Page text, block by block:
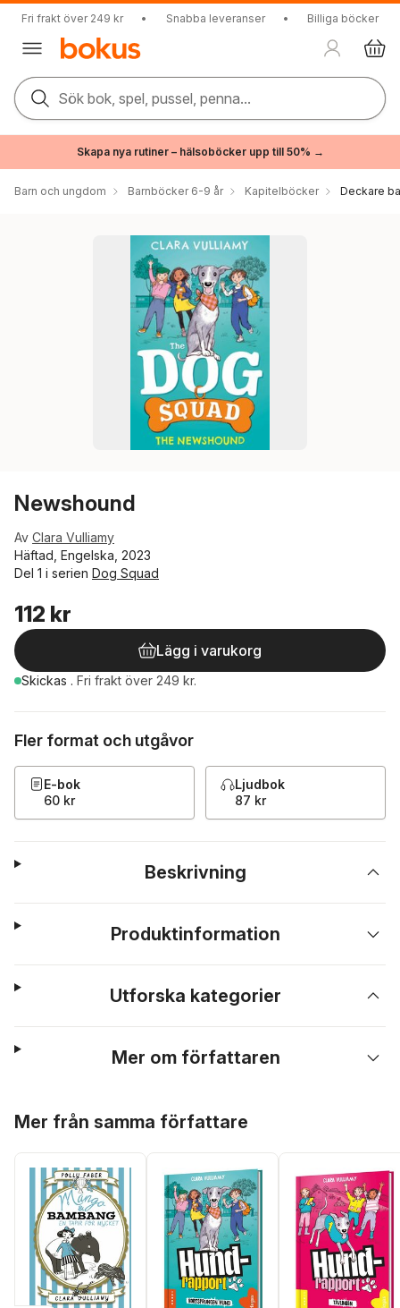
Fri frakt över 249 kr • Snabba leveranser • Billiga böcker
Sök bok, spel, pussel, penna...
Skapa nya rutiner – hälsoböcker upp till 50% →
Barn och ungdom Barnböcker 6-9 år Kapitelböcker Deckare
Newshound
Av Clara Vulliamy
Häftad, Engelska, 2023
Del 1 i serien Dog Squad
112 kr
Lägg i varukorg
Skickas . Fri frakt över 249 kr.
Fler format och utgåvor
E-bok
60 kr
Ljudbok
87 kr
Beskrivning
Produktinformation
Utforska kategorier
Mer om författaren
Mer från samma författare